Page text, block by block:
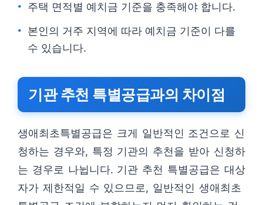
주택 면적별 예치금 기준을 충족해야 합니다.
본인의 거주 지역에 따라 예치금 기준이 다를
수 있습니다.
기관 추천 특별공급과의 차이점
생애최초특별공급은 크게 일반적인 조건으로 신
청하는 경우와, 특정 기관의 추천을 받아 신청하
는 경우로 나뉩니다. 기관 추천 특별공급은 대상
자가 제한적일 수 있으므로, 일반적인 생애최초